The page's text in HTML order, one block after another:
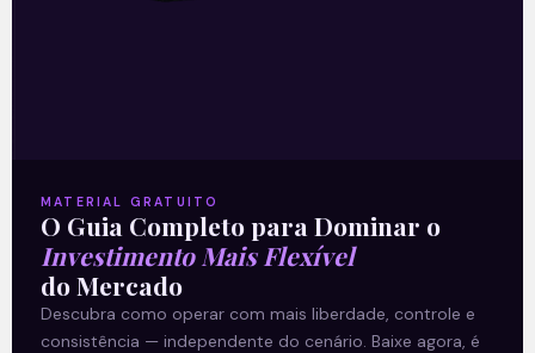
Resultado da Apple (AAPL)
MATERIAL GRATUITO
O Guia Completo para Dominar o
Investimento Mais Flexível
do Mercado
Descubra como operar com mais liberdade, controle e
consistência — independente do cenário. Baixe agora, é